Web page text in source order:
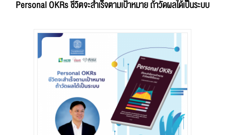
Personal OKRs ชีวิตจะสำเร็จตามเป้าหมาย ถ้าวัดผลได้เป็นระบบ